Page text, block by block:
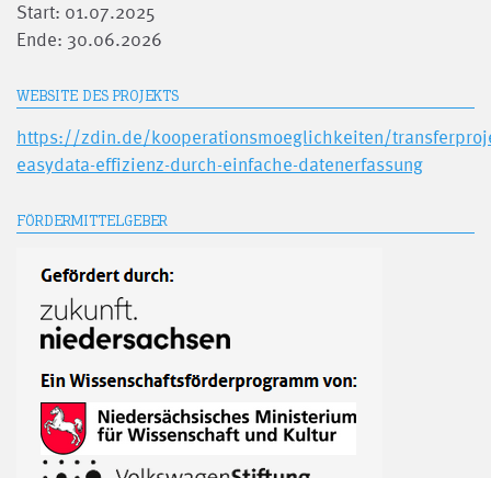
Start: 01.07.2025
Ende: 30.06.2026
WEBSITE DES PROJEKTS
https://zdin.de/kooperationsmoeglichkeiten/
easydata-effizienz-durch-einfache-datenerfassung
FÖRDERMITTELGEBER